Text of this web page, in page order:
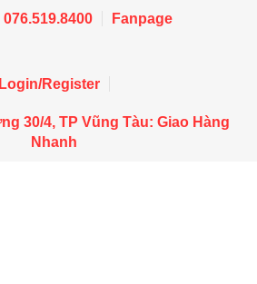
Fanpage
Login/Register
30/4, TP Vũng Tàu: Giao Hàng
Nhanh